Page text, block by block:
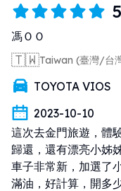
5
馮ＯＯ
🇹🇼Taiwan (臺灣/台
TOYOTA VIOS
2023-10-10
這次去金門旅遊，體
歸還，還有漂亮小姊
車子非常新，加選了
滿油，好計算，開多